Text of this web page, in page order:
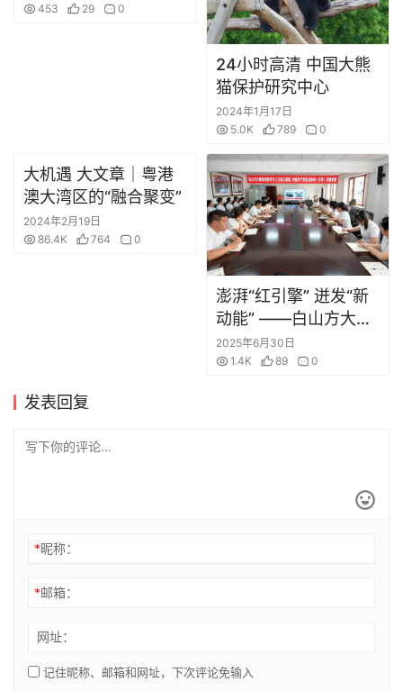
东
资
讯
繁
453
29 0
24小时高清 中国大熊
猫保护研究中心
2024年1月17日
5.0K
789 0
大机遇 大文章｜粤港
澳大湾区的“融合聚变”
2024年2月19日
86.4K
764 0
澎湃“红引擎” 迸发“新
动能” ——白山方大集
团党建引领企业高质量
发展侧记
2025年6月30日
1.4K
89 0
发表回复
*昵称：
*邮箱：
网址：
记住昵称、邮箱和网址，下次评论免输入